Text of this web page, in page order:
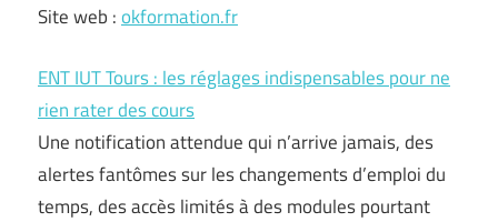
Site web :okformation.fr
ENT IUT Tours : les réglages indispensables pour ne
rien rater des cours
Une notification attendue qui n’arrive jamais, des
alertes fantômes sur les changements d’emploi du
temps, des accès limités à des modules pourtant